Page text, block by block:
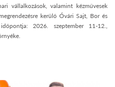
vállalkozások, valamint kézművesek
kerülő Óvári Sajt, Bor és
2026. szeptember 11-12.,